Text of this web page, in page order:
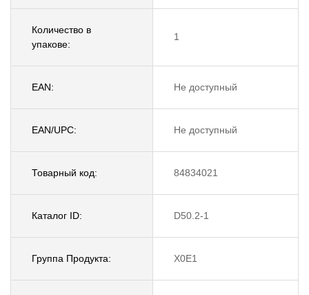
Количество в
упакове:
1
EAN: Не доступный
EAN/UPC: Не доступный
Товарный код: 84834021
Каталог ID: D50.2-1
Группа Продукта: X0E1